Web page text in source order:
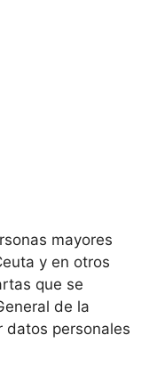
mayores
y en otros
que se
de la
datos personales